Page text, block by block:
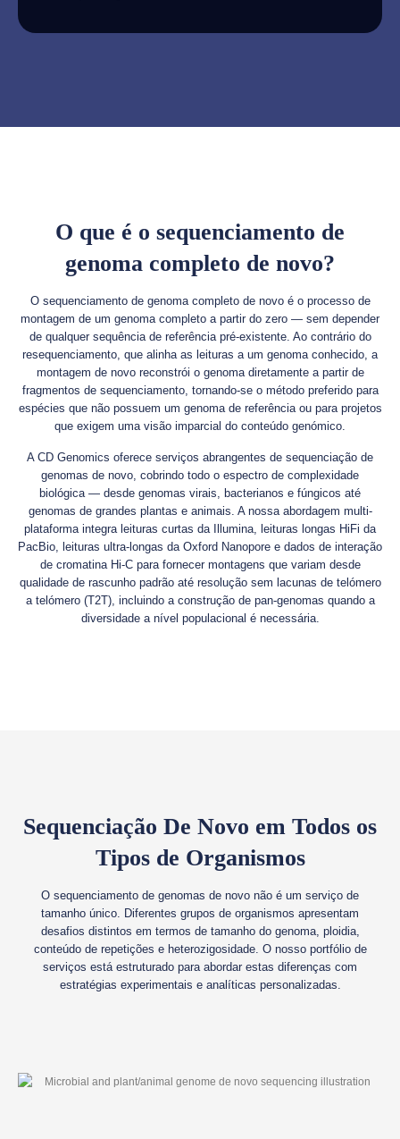
O que é o sequenciamento de
genoma completo de novo?
O sequenciamento de genoma completo de novo é o processo de
montagem de um genoma completo a partir do zero — sem depender
de qualquer sequência de referência pré-existente. Ao contrário do
resequenciamento, que alinha as leituras a um genoma conhecido, a
montagem de novo reconstrói o genoma diretamente a partir de
fragmentos de sequenciamento, tornando-se o método preferido para
espécies que não possuem um genoma de referência ou para projetos
que exigem uma visão imparcial do conteúdo genómico.
A CD Genomics oferece serviços abrangentes de sequenciação de
genomas de novo, cobrindo todo o espectro de complexidade
biológica — desde genomas virais, bacterianos e fúngicos até
genomas de grandes plantas e animais. A nossa abordagem multi-
plataforma integra leituras curtas da Illumina, leituras longas HiFi da
PacBio, leituras ultra-longas da Oxford Nanopore e dados de interação
de cromatina Hi-C para fornecer montagens que variam desde
qualidade de rascunho padrão até resolução sem lacunas de telómero
a telómero (T2T), incluindo a construção de pan-genomas quando a
diversidade a nível populacional é necessária.
Sequenciação De Novo em Todos os
Tipos de Organismos
O sequenciamento de genomas de novo não é um serviço de
tamanho único. Diferentes grupos de organismos apresentam
desafios distintos em termos de tamanho do genoma, ploidia,
conteúdo de repetições e heterozigosidade. O nosso portfólio de
serviços está estruturado para abordar estas diferenças com
estratégias experimentais e analíticas personalizadas.